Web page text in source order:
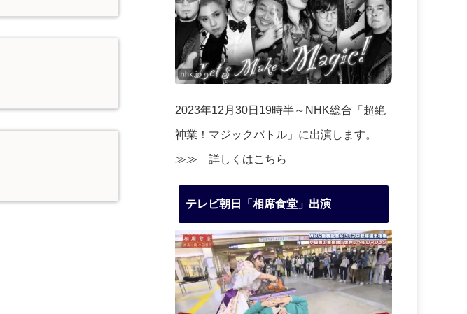
2023年12月30日19時半～NHK総合「超絶
神業！マジックバトル」に出演します。
≫≫ 詳しくはこちら
テレビ朝日「相席食堂」出演